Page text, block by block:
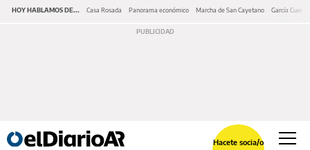
HOY HABLAMOS DE... Casa Rosada Panorama económico Marcha de San Cayetano García Cuerva
Hacete socia/o